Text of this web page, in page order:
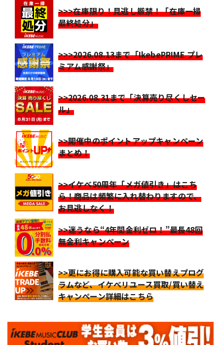
>>>在庫限り！見逃し厳禁！「在庫一掃
最終処分」
>>>2026.08.13まで「IkebePRIME プレ
ミアム感謝祭」
>>2026.08.31まで「決算売り尽くしセー
ル」
>>開催中のポイントアップキャンペーン
まとめ！
>>イケベ50周年「メガ値引き」はこち
ら！商品は頻繁に入れ替わりますので、
お見逃しなく！
>>迷うなら“4年間金利ゼロ！”最長48回
無金利キャンペーン
>>更にお得に購入可能な買い替えプログ
ラムなど、イケベリユース買取/買い替え
キャンペーン詳細はこちら